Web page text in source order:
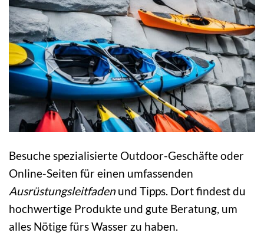
Besuche spezialisierte Outdoor-Geschäfte oder
Online-Seiten für einen umfassenden
Ausrüstungsleitfadenund Tipps. Dort findest du
hochwertige Produkte und gute Beratung, um
alles Nötige fürs Wasser zu haben.